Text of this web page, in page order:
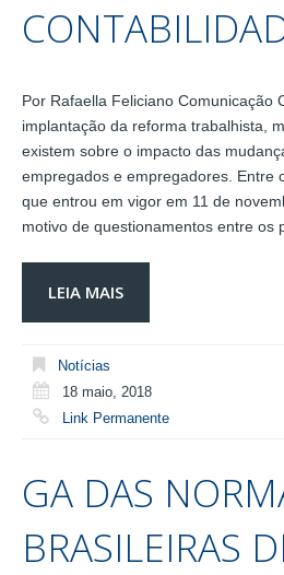
Por Rafaella Feliciano Comunicação
implantação da reforma trabalhista,
existem sobre o impacto das
empregados e empregadores. Entre
que entrou em vigor em 11 de
motivo de questionamentos entre os
LEIA MAIS
Notícias
18 maio, 2018
Link Permanente
GA DAS
BRASILEIRAS